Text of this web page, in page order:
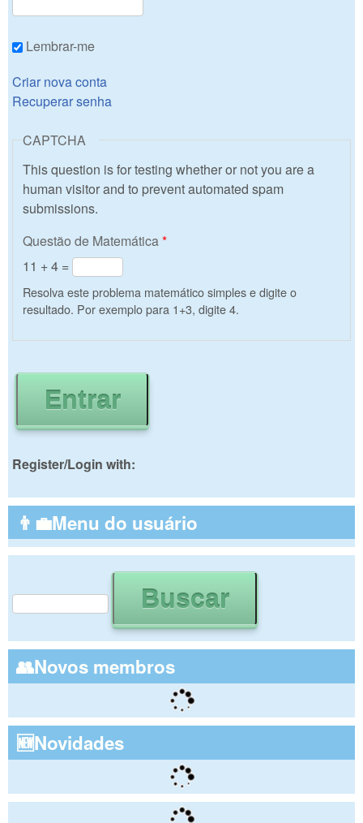
Lembrar-me
Criar nova conta
Recuperar senha
CAPTCHA
This question is for testing whether or not you are a
human visitor and to prevent automated spam
submissions.
Questão de Matemática*
11 + 4 =
Resolva este problema matemático simples e digite o
resultado. Por exemplo para 1+3, digite 4.
Register/Login with:
👨‍💼Menu do usuário
Formulário de busca
👥Novos membros
🆕Novidades